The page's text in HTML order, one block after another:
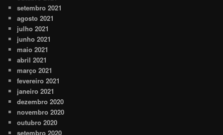
setembro 2021
agosto 2021
julho 2021
junho 2021
maio 2021
abril 2021
março 2021
fevereiro 2021
janeiro 2021
dezembro 2020
novembro 2020
outubro 2020
setembro 2020